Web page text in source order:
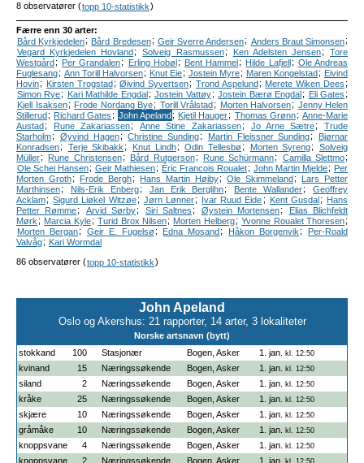
8 observatører (topp 10-statistikk)
Færre enn 30 arter:
Bård Kyrkjedelen; Bård Bredesen; Geir Sverre Andersen; Anders Braut Simonsen;
Vegard Kyrkjedelen Hovland; Solveig Rasmussen ; Ken Adelsten Jensen; Tore
Westgård; Per Grandalen; Erling Hobøl; Bent Hammel; Hilde Lafjell; Ole Andreas
Fuglesang; Ann Torill Halvorsen; Knut Eie; Jostein Myre; Maren Kongelstad; Eivind
Hovin; Kirsten Trogstad ; Øivind Syvertsen; Trond Aspelund; Merete Wiken Dees ;
Simon Rye; Kari Mathilde Engdal; Jostein Vattøy; Jostein Bærø Engdal; Eli Gates ;
Kjell Isaksen ; Frode Nordang Bye; Torill Vrålstad; Morten Halvorsen; Jenny Helen
Stillerud; Richard Gates ; John Apeland; Kjetil Hauger; Thomas Grønn; Anne-Marie
Austad; Rune Zakariassen; Anne Stine Zakariassen; Jo Arne Sætre; Trude
Starholm; Øyvind Hagen ; Christine Sunding; Martin Fleissner Sunding;
Bjørnar
Konradsen; Terje Skibakk ; Knut Lindh; Odin Tellesbø ; Morten Syreng; Solveig
Müller; Rune Christensen; Bård Rutgerson ; Rune Schürmann; Camilla Slettmo;
Ole Schei Hansen; Geir Mathiesen; Éric Francois Roualet; John Martin Mjelde; Per
Morten Groth; Frode Bergh; Hans Martin Høiby; Ole Skimmeland;
Lars Petter
Marthinsen; Nils-Erik Enberg; Jan Erik Berglihn; Bente Wallander; Geoffrey
Acklam; Sigurd Liøkel Witzøe ; Jørn Lønner; Ivar Ruud Eide ; Kent Gusdal ;
Hans
Petter Rømme; Arvid Sørby; Siri Saltnes ; Øystein Mortensen;
Elias Blichfeldt
Mørk ; Marcia Kyle; Turid Brox Nilsen; Morten Helberg; Yvonne Roualet Thoresen;
Morten Bergan; Geir E. Fugelsø ; Edna Mosand ; Håkon Borgenvik ;
Per-Roald
Valvåg; Kari Wormdal
86 observatører (topp 10-statistikk)
John Apeland
Oslo og Akershus: 21 rapporter, 14 arter, 3 lokaliteter
Norske artsnavn (bytt)
stokkand
100 Stasjonær Bogen, Asker 1. jan. kl. 12:50
kvinand 15 Næringssøkende Bogen, Asker 1. jan. kl. 12:50
siland 2 Næringssøkende Bogen, Asker 1. jan. kl. 12:50
kråke 25 Næringssøkende Bogen, Asker 1. jan. kl. 12:50
skjære 10 Næringssøkende Bogen, Asker 1. jan. kl. 12:50
gråmåke 10 Næringssøkende Bogen, Asker 1. jan. kl. 12:50
knoppsvane 4 Næringssøkende Bogen, Asker 1. jan. kl. 12:50
knoppsvane 2 Næringssøkende Bogen, Asker 1. jan. kl. 12:50